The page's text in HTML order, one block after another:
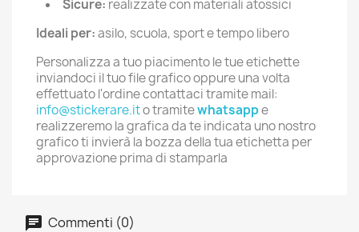
Sicure: realizzate con materiali atossici
Ideali per:asilo, scuola, sport e tempo libero
Personalizza a tuo piacimento le tue etichette
inviandoci il tuo file grafico oppure una volta
effettuato l'ordine contattaci tramite mail:
info@stickerare.ito tramitewhatsappe
realizzeremo la grafica da te indicata uno nostro
grafico ti invierà la bozza della tua etichetta per
approvazione prima di stamparla
Commenti (0)